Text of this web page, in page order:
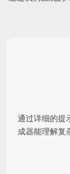
通过详细的提
成器能理解复